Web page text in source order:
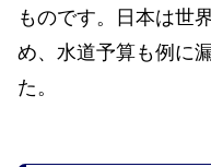
ものです。日本は世
め、水道予算も例に
た。